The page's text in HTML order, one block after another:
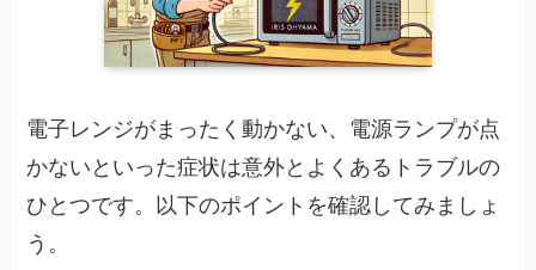
電子レンジがまったく動かない、電源ランプが点
かないといった症状は意外とよくあるトラブルの
ひとつです。以下のポイントを確認してみましょ
う。